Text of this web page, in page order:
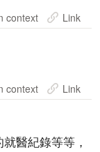
context Link
context Link
醫紀錄等等，